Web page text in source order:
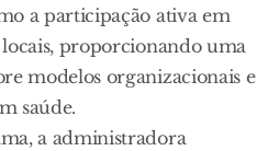
a participação ativa em
proporcionando uma
modelos organizacionais e
saúde.
a administradora